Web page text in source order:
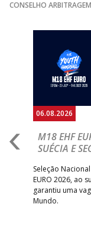
CONSELHO ARBITRAGEM
06.08.2026
M18 EHF
SUÉCIA E
Seleção
EURO 2026, ao
garantiu uma
Mundo.